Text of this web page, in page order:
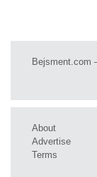
Bejsment.com
About
Advertise
Terms